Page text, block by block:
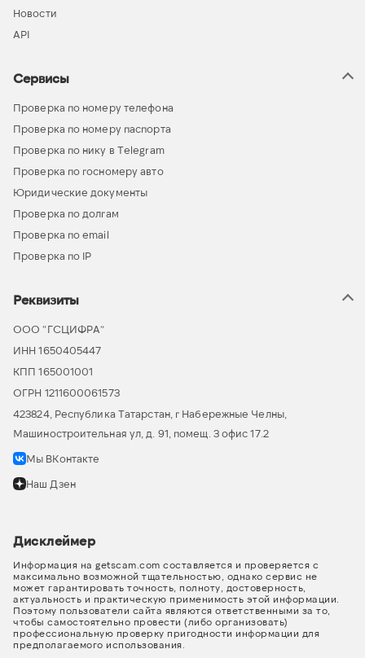
Новости
API
Сервисы
Проверка по номеру телефона
Проверка по номеру паспорта
Проверка по нику в Telegram
Проверка по госномеру авто
Юридические документы
Проверка по долгам
Проверка по email
Проверка по IP
Реквизиты
ООО “ГСЦИФРА”
ИНН 1650405447
КПП 165001001
ОГРН 1211600061573
423824, Республика Татарстан, г Набережные Челны,
Машиностроительная ул, д. 91, помещ. 3 офис 17.2
Мы ВКонтакте
Наш Дзен
Дисклеймер
Информация на getscam.com составляется и проверяется с
максимально возможной тщательностью, однако сервис не
может гарантировать точность, полноту, достоверность,
актуальность и практическую применимость этой информации.
Поэтому пользователи сайта являются ответственными за то,
чтобы самостоятельно провести (либо организовать)
профессиональную проверку пригодности информации для
предполагаемого использования.